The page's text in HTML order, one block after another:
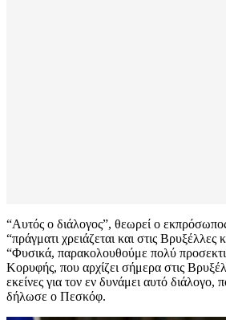
“Αυτός ο διάλογος”, θεωρεί ο
“πράγματι χρειάζεται και στις
“Φυσικά, παρακολουθούμε πολύ
Κορυφής, που αρχίζει σήμερα στις
εκείνες για τον εν δυνάμει αυτό διάλογο,
δήλωσε ο Πεσκόφ.